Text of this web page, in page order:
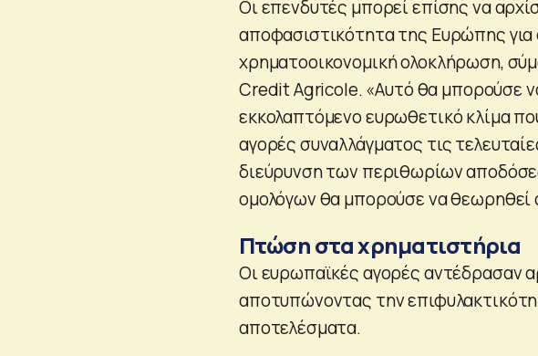
Οι επενδυτές μπορεί επίσης να
αποφασιστικότητα της Ευρώπης για
χρηματοοικονομική ολοκλήρωση,
Credit Agricole. «Αυτό θα μπορούσε
εκκολαπτόμενο ευρωθετικό κλίμα
αγορές συναλλάγματος τις
διεύρυνση των περιθωρίων
ομολόγων θα μπορούσε να θεωρηθεί
Πτώση στα χρηματιστήρια
Οι ευρωπαϊκές αγορές αντέδρασαν
αποτυπώνοντας την
αποτελέσματα.